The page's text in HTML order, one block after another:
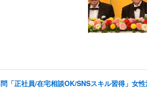
「正社員/在宅相談OK/SNSスキル習得」女